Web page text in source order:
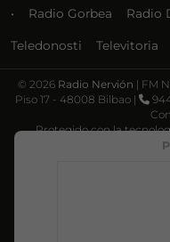
• Radio Gorbea Radio
Teledonosti Televitoria
© 2026 Radio Nervión | FM
Piso 17 - 48008 Bilbao |
Protegido con la